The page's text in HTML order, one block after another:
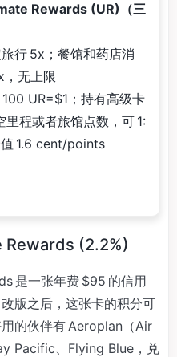
Rewards (UR)（三
行 5x；餐馆和药店消
，无上限
100 UR=$1；持有高级卡
里程或者旅馆点数，可 1:
1.6 cent/points
Rewards (2.2%)
是一张年费 $95 的信用
版之后，这张卡的积分可
的伙伴有 Aeroplan（Air
Pacific、Flying Blue，兑